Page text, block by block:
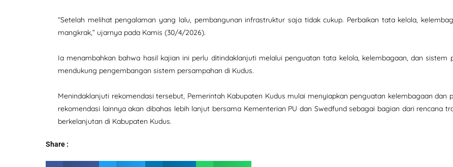
“Setelah melihat pengalaman yang lalu, pembangunan infrastruktur saja tidak cukup. Perbaikan tata kelola,
mangkrak,” ujarnya pada Kamis (30/4/2026).
Ia menambahkan bahwa hasil kajian ini perlu ditindaklanjuti melalui penguatan tata kelola, kelembagaan, dan
mendukung pengembangan sistem persampahan di Kudus.
Menindaklanjuti rekomendasi tersebut, Pemerintah Kabupaten Kudus mulai menyiapkan penguatan kelembagaan dan
rekomendasi lainnya akan dibahas lebih lanjut bersama Kementerian PU dan Swedfund sebagai bagian dari rencana
berkelanjutan di Kabupaten Kudus.
Share :